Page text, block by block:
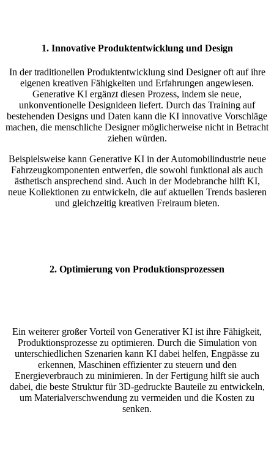
1. Innovative Produktentwicklung und Design
In der traditionellen Produktentwicklung sind Designer oft auf ihre
eigenen kreativen Fähigkeiten und Erfahrungen angewiesen.
Generative KI ergänzt diesen Prozess, indem sie neue,
unkonventionelle Designideen liefert. Durch das Training auf
bestehenden Designs und Daten kann die KI innovative Vorschläge
machen, die menschliche Designer möglicherweise nicht in Betracht
ziehen würden.
Beispielsweise kann Generative KI in der Automobilindustrie neue
Fahrzeugkomponenten entwerfen, die sowohl funktional als auch
ästhetisch ansprechend sind. Auch in der Modebranche hilft KI,
neue Kollektionen zu entwickeln, die auf aktuellen Trends basieren
und gleichzeitig kreativen Freiraum bieten.
2. Optimierung von Produktionsprozessen
Ein weiterer großer Vorteil von Generativer KI ist ihre Fähigkeit,
Produktionsprozesse zu optimieren. Durch die Simulation von
unterschiedlichen Szenarien kann KI dabei helfen, Engpässe zu
erkennen, Maschinen effizienter zu steuern und den
Energieverbrauch zu minimieren. In der Fertigung hilft sie auch
dabei, die beste Struktur für 3D-gedruckte Bauteile zu entwickeln,
um Materialverschwendung zu vermeiden und die Kosten zu
senken.